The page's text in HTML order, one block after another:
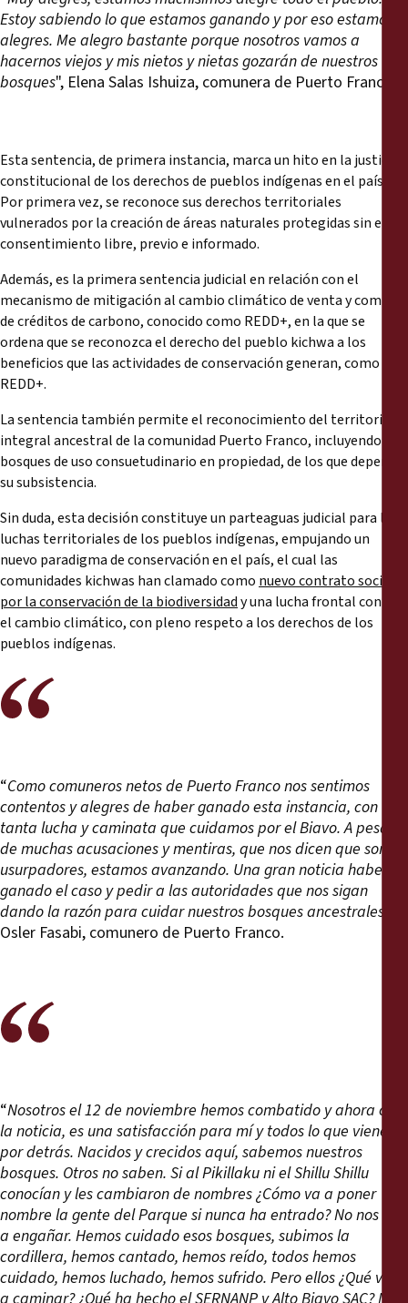
Estoy sabiendo lo que estamos ganando y por eso estamos
alegres. Me alegro bastante porque nosotros vamos a
hacernos viejos y mis nietos y nietas gozarán de nuestros
bosques", Elena Salas Ishuiza, comunera de Puerto Franco.
Esta sentencia, de primera instancia, marca un hito en la justicia
constitucional de los derechos de pueblos indígenas en el país.
Por primera vez, se reconoce sus derechos territoriales
vulnerados por la creación de áreas naturales protegidas sin el
consentimiento libre, previo e informado.
Además, es la primera sentencia judicial en relación con el
mecanismo de mitigación al cambio climático de venta y compra
de créditos de carbono, conocido como REDD+, en la que se
ordena que se reconozca el derecho del pueblo kichwa a los
beneficios que las actividades de conservación generan, como
REDD+.
La sentencia también permite el reconocimiento del territorio
integral ancestral de la comunidad Puerto Franco, incluyendo sus
bosques de uso consuetudinario en propiedad, de los que depende
su subsistencia.
Sin duda, esta decisión constituye un parteaguas judicial para las
luchas territoriales de los pueblos indígenas, empujando un
nuevo paradigma de conservación en el país, el cual las
comunidades kichwas han clamado como nuevo contrato social
por la conservación de la biodiversidady una lucha frontal contra
el cambio climático, con pleno respeto a los derechos de los
pueblos indígenas.
“Como comuneros netos de Puerto Franco nos sentimos
contentos y alegres de haber ganado esta instancia, con
tanta lucha y caminata que cuidamos por el Biavo. A pesar
de muchas acusaciones y mentiras, que nos dicen que somos
usurpadores, estamos avanzando. Una gran noticia haber
ganado el caso y pedir a las autoridades que nos sigan
dando la razón para cuidar nuestros bosques ancestrales
Osler Fasabi, comunero de Puerto Franco.
“Nosotros el 12 de noviembre hemos combatido y ahora con
la noticia, es una satisfacción para mí y todos lo que vienen
por detrás. Nacidos y crecidos aquí, sabemos nuestros
bosques. Otros no saben. Si al Pikillaku ni el Shillu Shillu
conocían y les cambiaron de nombres ¿Cómo va a poner
nombre la gente del Parque si nunca ha entrado? No nos van
a engañar. Hemos cuidado esos bosques, subimos la
cordillera, hemos cantado, hemos reído, todos hemos
cuidado, hemos luchado, hemos sufrido. Pero ellos ¿Qué van